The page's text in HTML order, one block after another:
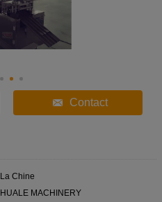
Contact
La Chine
HUALE MACHINERY